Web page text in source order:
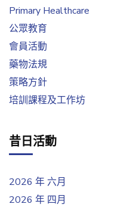
Primary Healthcare
公眾教育
會員活動
藥物法規
策略方針
培訓課程及工作坊
昔日活動
2026 年 六月
2026 年 四月